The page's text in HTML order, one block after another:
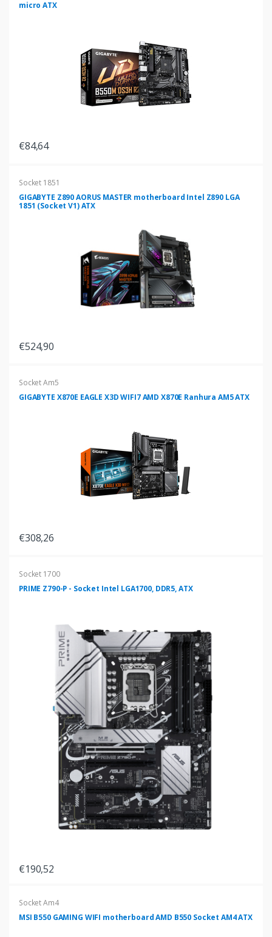
micro ATX
€84,64
Socket 1851
GIGABYTE Z890 AORUS MASTER motherboard Intel Z890 LGA
1851 (Socket V1) ATX
€524,90
Socket Am5
GIGABYTE X870E EAGLE X3D WIFI7 AMD X870E Ranhura AM5 ATX
€308,26
Socket 1700
PRIME Z790-P - Socket Intel LGA1700, DDR5, ATX
€190,52
Socket Am4
MSI B550 GAMING WIFI motherboard AMD B550 Socket AM4 ATX